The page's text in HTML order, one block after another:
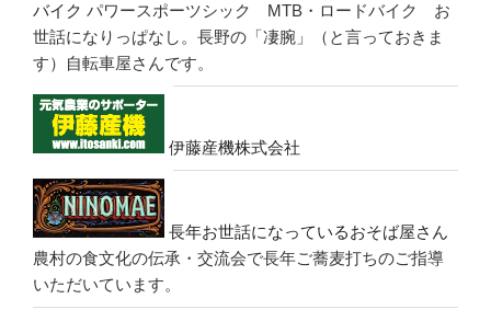
バイク パワースポーツシック MTB・ロードバイク お
世話になりっぱなし。長野の「凄腕」（と言っておきま
す）自転車屋さんです。
伊藤産機株式会社
長年お世話になっているおそば屋さん
農村の食文化の伝承・交流会で長年ご蕎麦打ちのご指導
いただいています。